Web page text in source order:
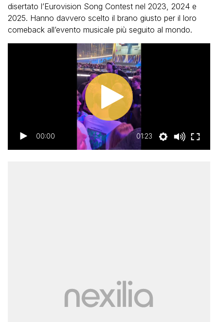
disertato l’Eurovision Song Contest nel 2023, 2024 e
2025. Hanno davvero scelto il brano giusto per il loro
comeback all’evento musicale più seguito al mondo.
00:00 01:23